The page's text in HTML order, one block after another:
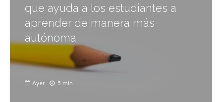
que ayuda a los estudiantes a
aprender de manera más
autónoma
Ayer 5 min.